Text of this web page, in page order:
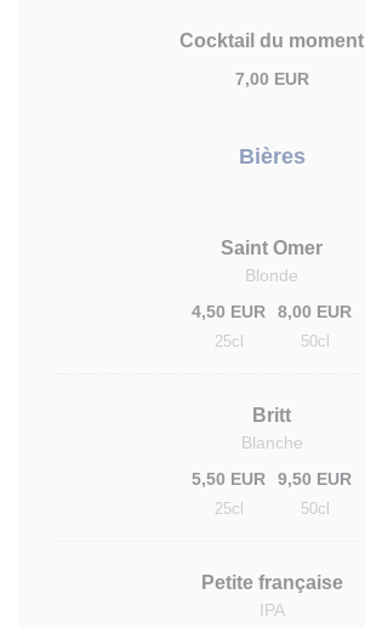
Cocktail du moment
7,00 EUR
Bières
Saint Omer
Blonde
4,50 EUR
25cl
8,00 EUR
50cl
Britt
Blanche
5,50 EUR
25cl
9,50 EUR
50cl
Petite française
IPA